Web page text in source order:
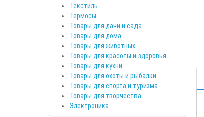
Текстиль
Термосы
Товары для дачи и сада
Товары для дома
Товары для животных
Товары для красоты и здоровья
Товары для кухни
Товары для охоты и рыбалки
Товары для спорта и туризма
Товары для творчества
Электроника